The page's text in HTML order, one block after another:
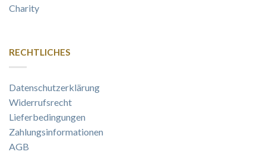
Charity
RECHTLICHES
Datenschutzerklärung
Widerrufsrecht
Lieferbedingungen
Zahlungsinformationen
AGB